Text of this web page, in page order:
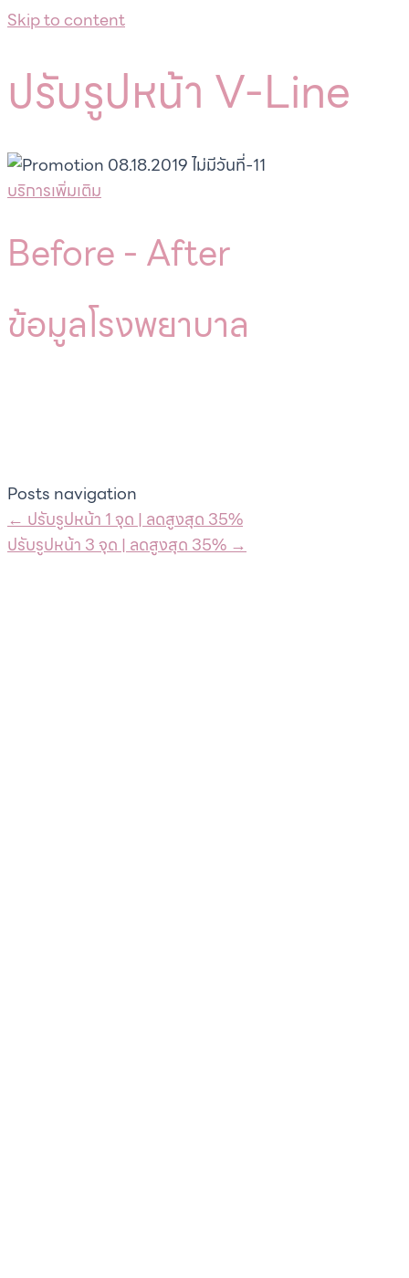
Skip to content
ปรับรูปหน้า V-Line
บริการเพิ่มเติม
Before - After
ข้อมูลโรงพยาบาล
Posts navigation
← ปรับรูปหน้า 1 จุด | ลดสูงสุด 35%
ปรับรูปหน้า 3 จุด | ลดสูงสุด 35% →